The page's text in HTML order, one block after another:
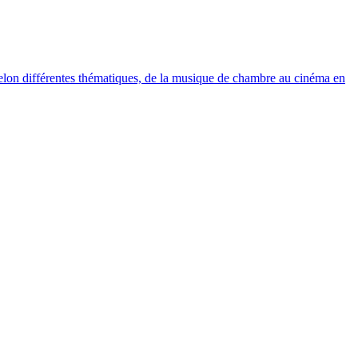
différentes thématiques, de la musique de chambre au cinéma en